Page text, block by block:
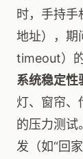
时，手持
地址），期
timeout）
系统稳定性
灯、窗帘、
的压力测试
发（如“回